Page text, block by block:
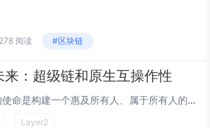
278 阅读 #区块链
：超级链和原生互操作性
在 Optimism，我们的使命是构建一个惠及所有人、属于所有人的互联网。我们致力于扩展以太坊，赋能全球开发者和用户。我们的核心愿景是超级链 —— 一个互联链网络，让用户和开发者能像使用 Web2 应用一样无缝交互。我们的目标是让以太坊成...
Layer2